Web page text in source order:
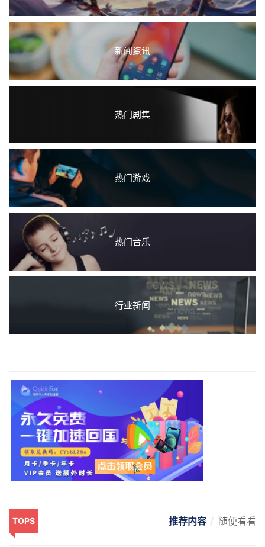
新闻资讯
热门剧集
热门游戏
热门音乐
行业新闻
TOPS 推荐内容 随便看看